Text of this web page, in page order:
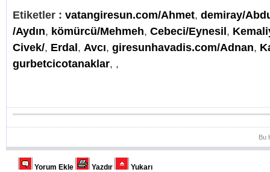
Etiketler : vatangiresun.com/Ahmet, demiray/
/Aydın, kömürcü/Mehmeh, Cebeci/Eynesil,
Civek/, Erdal, Avcı, giresunhavadis.com/Adnan,
gurbetcicotanaklar, ,
Bu
Yorum Ekle Yazdır Yukarı